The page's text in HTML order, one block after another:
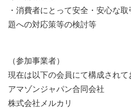
・消費者にとって安全・安⼼な
題への対応策等の検討等
（参加事業者）
現在は以下の会員にて構成されて
アマゾンジャパン合同会社
株式会社メルカリ